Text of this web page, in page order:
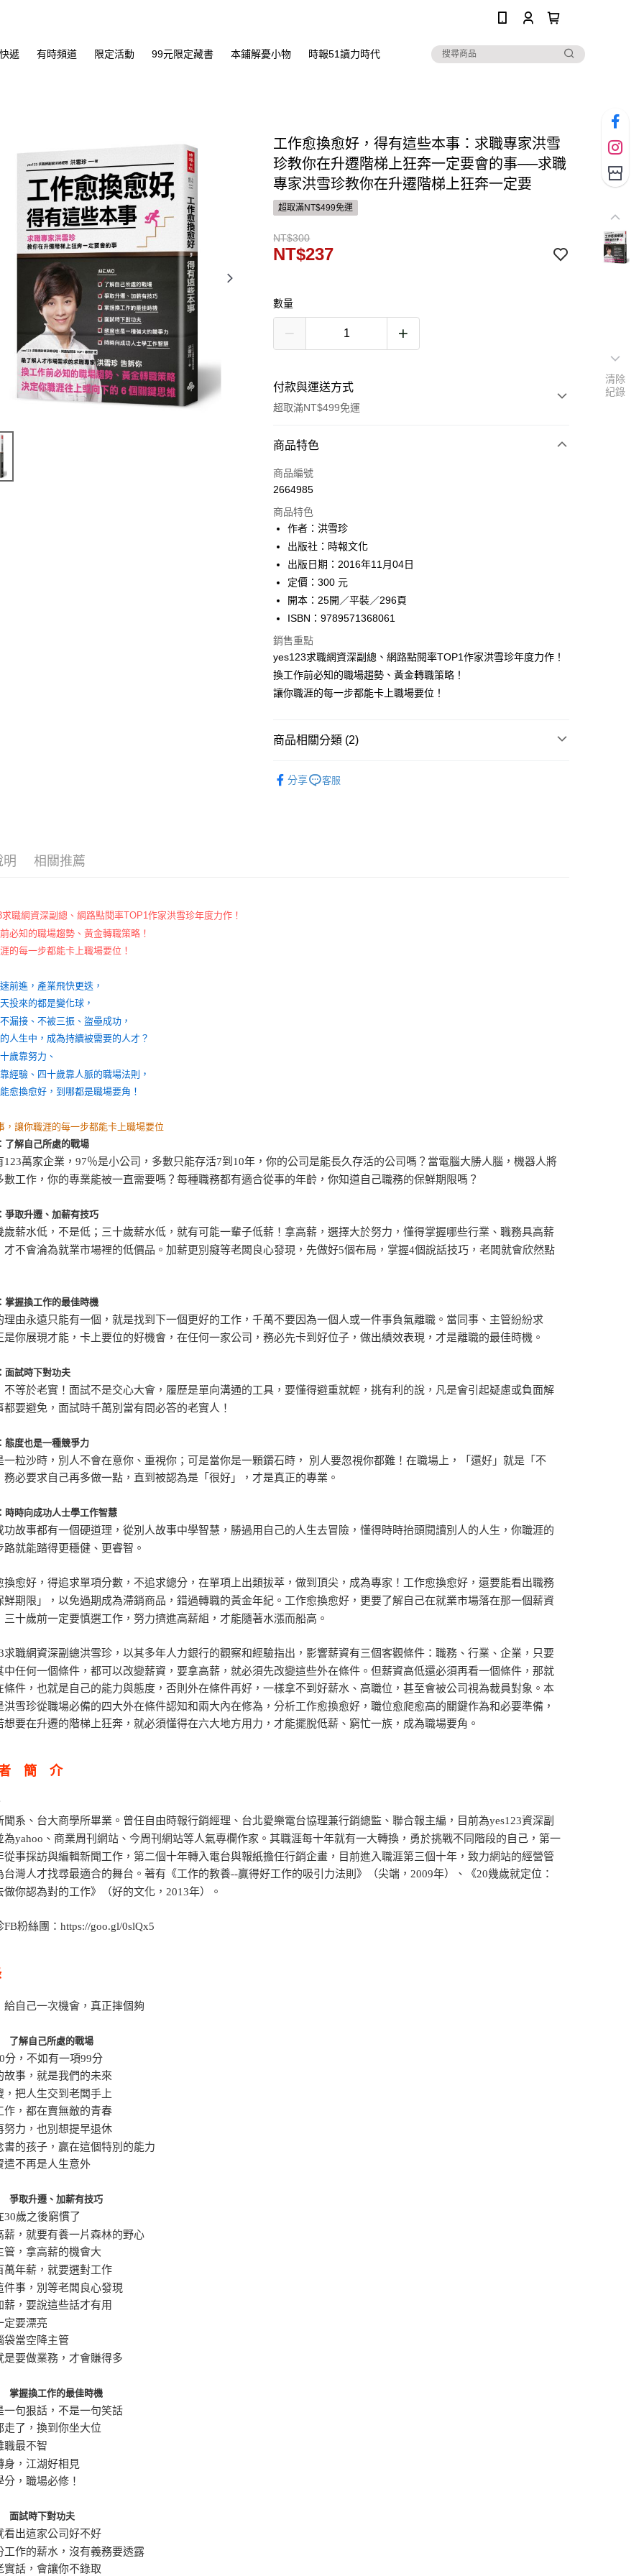
遞 有時頻道 限定活動 99元限定藏書 本鋪解憂小物 時報51讀力時代
工作愈換愈好，得有這些本事：求職專家洪雪
珍教你在升遷階梯上狂奔一定要會的事──求職
專家洪雪珍教你在升遷階梯上狂奔一定要
超取滿NT$499免運
NT$300
NT$237
數量
付款與運送方式
超取滿NT$499免運
付款方式
信用卡一次付款
運送方式
付款後全家取貨
每筆NT$60，滿NT$499(含以上)免運費
付款後7-11取貨
每筆NT$60，滿NT$499(含以上)免運費
宅配
每筆NT$100，滿NT$499(含以上)免運費
商品特色
商品編號
2664985
商品特色
作者：洪雪珍
出版社：時報文化
出版日期：2016年11月04日
定價：300 元
開本：25開／平裝／296頁
ISBN：9789571368061
銷售重點
yes123求職網資深副總、網路點閱率TOP1作家洪雪珍年度力作！
換工作前必知的職場趨勢、黃金轉職策略！
讓你職涯的每一步都能卡上職場要位！
商品相關分類 (2)
分享 客服
明 相關推薦
職網資深副總、網路點閱率TOP1作家洪雪珍年度力作！
必知的職場趨勢、黃金轉職策略！
的每一步都能卡上職場要位！
前進，產業飛快更迭，
投來的都是變化球，
漏接、不被三振、盜壘成功，
人生中，成為持續被需要的人才？
歲靠努力、
經驗、四十歲靠人脈的職場法則，
愈換愈好，到哪都是職場要角！
，讓你職涯的每一步都能卡上職場要位
了解自己所處的戰場
123萬家企業，97％是小公司，多數只能存活7到10年，你的公司是能長久存活的公司嗎？當電腦大勝人腦，機器人將
數工作，你的專業能被一直需要嗎？每種職務都有適合從事的年齡，你知道自己職務的保鮮期限嗎？
爭取升遷、加薪有技巧
歲薪水低，不是低；三十歲薪水低，就有可能一輩子低薪！拿高薪，選擇大於努力，懂得掌握哪些行業、職務具高薪
才不會淪為就業市場裡的低價品。加薪更別癡等老闆良心發現，先做好5個布局，掌握4個說話技巧，老闆就會欣然點
掌握換工作的最佳時機
理由永遠只能有一個，就是找到下一個更好的工作，千萬不要因為一個人或一件事負氣離職。當同事、主管紛紛求
是你展現才能，卡上要位的好機會，在任何一家公司，務必先卡到好位子，做出績效表現，才是離職的最佳時機。
面試時下對功夫
不等於老實！面試不是交心大會，履歷是單向溝通的工具，要懂得避重就輕，挑有利的說，凡是會引起疑慮或負面解
都要避免，面試時千萬別當有問必答的老實人！
態度也是一種競爭力
一粒沙時，別人不會在意你、重視你；可是當你是一顆鑽石時， 別人要忽視你都難！在職場上，「還好」就是「不
務必要求自己再多做一點，直到被認為是「很好」，才是真正的專業。
時時向成功人士學工作智慧
功故事都有一個硬道理，從別人故事中學智慧，勝過用自己的人生去冒險，懂得時時抬頭閱讀別人的人生，你職涯的
路就能踏得更穩健、更睿智。
換愈好，得追求單項分數，不追求總分，在單項上出類拔萃，做到頂尖，成為專家！工作愈換愈好，還要能看出職務
鮮期限」，以免過期成為滯銷商品，錯過轉職的黃金年紀。工作愈換愈好，更要了解自己在就業市場落在那一個薪資
三十歲前一定要慎選工作，努力擠進高薪組，才能隨著水漲而船高。
求職網資深副總洪雪珍，以其多年人力銀行的觀察和經驗指出，影響薪資有三個客觀條件：職務、行業、企業，只要
中任何一個條件，都可以改變薪資，要拿高薪，就必須先改變這些外在條件。但薪資高低還必須再看一個條件，那就
條件，也就是自己的能力與態度，否則外在條件再好，一樣拿不到好薪水、高職位，甚至會被公司視為裁員對象。本
洪雪珍從職場必備的四大外在條件認知和兩大內在修為，分析工作愈換愈好，職位愈爬愈高的關鍵作為和必要準備，
想要在升遷的階梯上狂奔，就必須懂得在六大地方用力，才能擺脫低薪、窮忙一族，成為職場要角。
簡 介
聞系、台大商學所畢業。曾任自由時報行銷經理、台北愛樂電台協理兼行銷總監、聯合報主編，目前為yes123資深副
為yahoo、商業周刊網站、今周刊網站等人氣專欄作家。其職涯每十年就有一大轉換，勇於挑戰不同階段的自己，第一
從事採訪與編輯新聞工作，第二個十年轉入電台與報紙擔任行銷企畫，目前進入職涯第三個十年，致力網站的經營管
台灣人才找尋最適合的舞台。著有《工作的教養--贏得好工作的吸引力法則》（尖端，2009年）、《20幾歲就定位：
做你認為對的工作》（好的文化，2013年）。
FB粉絲團：https://goo.gl/0slQx5
自己一次機會，真正摔個夠
了解自己所處的戰場
分，不如有一項99分
故事，就是我們的未來
，把人生交到老闆手上
作，都在賣無敵的青春
努力，也別想提早退休
書的孩子，贏在這個特別的能力
遣不再是人生意外
爭取升遷、加薪有技巧
30歲之後窮慣了
薪，就要有養一片森林的野心
管，拿高薪的機會大
萬年薪，就要選對工作
件事，別等老闆良心發現
薪，要說這些話才有用
定要漂亮
袋當空降主管
是要做業務，才會賺得多
掌握換工作的最佳時機
一句狠話，不是一句笑話
走了，換到你坐大位
職最不智
身，江湖好相見
分，職場必修！
面試時下對功夫
看出這家公司好不好
工作的薪水，沒有義務要透露
實話，會讓你不錄取
清除
紀錄